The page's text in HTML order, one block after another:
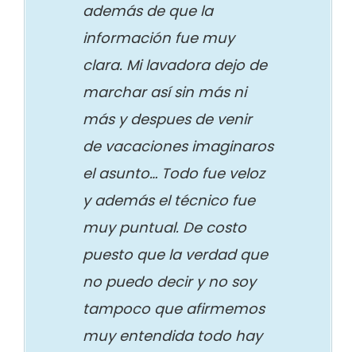
además de que la
información fue muy
clara. Mi lavadora dejo de
marchar así sin más ni
más y despues de venir
de vacaciones imaginaros
el asunto… Todo fue veloz
y además el técnico fue
muy puntual. De costo
puesto que la verdad que
no puedo decir y no soy
tampoco que afirmemos
muy entendida todo hay